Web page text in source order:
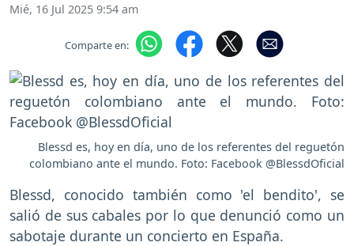
Mié, 16 Jul 2025 9:54 am
Comparte en:
Blessd es, hoy en día, uno de los referentes del reguetón
colombiano ante el mundo. Foto: Facebook @BlessdOficial
Blessd, conocido también como 'el bendito', se
salió de sus cabales por lo que denunció como un
sabotaje durante un concierto en España.